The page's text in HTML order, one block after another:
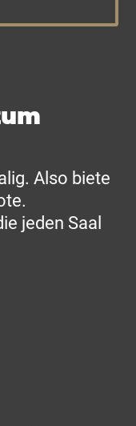
Also biete
jeden Saal